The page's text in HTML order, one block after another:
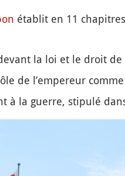
établit en 11
la loi et le droit
de l’empereur
à la guerre, stipulé